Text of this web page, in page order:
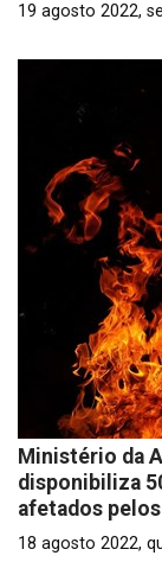
19 agosto 2022,
Ministério da
disponibiliza
afetados
18 agosto 2022,